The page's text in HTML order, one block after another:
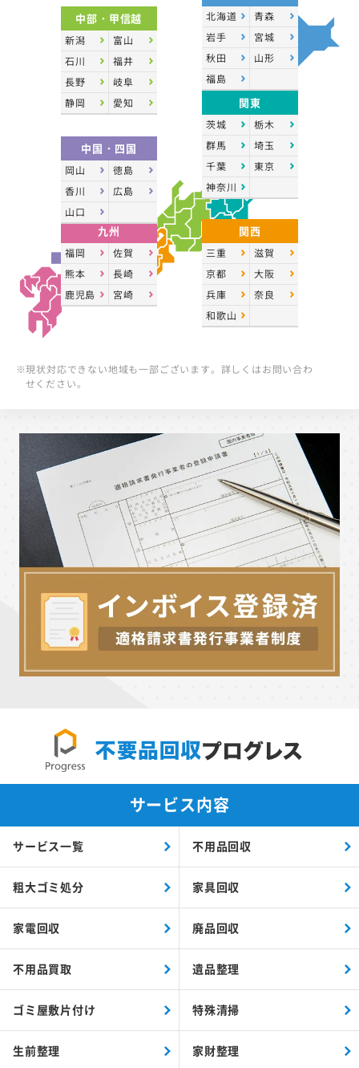
北海道
青森
岩手
宮城
秋田
山形
福島
関東
茨城
栃木
群馬
埼玉
千葉
東京
神奈川
中部・甲信越
新潟
富山
石川
福井
長野
岐阜
静岡
愛知
関西
三重
滋賀
京都
大阪
兵庫
奈良
和歌山
中国・四国
岡山
徳島
香川
広島
山口
九州
福岡
佐賀
熊本
長崎
鹿児島
宮崎
※現状対応できない地域も一部ございます。詳しくはお問い合わ
せください。
サービス内容
サービス一覧 不用品回収
粗大ゴミ処分 家具回収
家電回収 廃品回収
不用品買取 遺品整理
ゴミ屋敷片付け 特殊清掃
生前整理 家財整理